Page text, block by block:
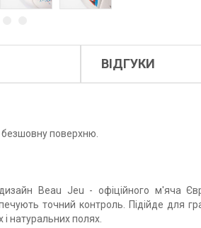
ВІДГУКИ
поверхню.
Beau Jeu - офіційного м'яча
точний контроль. Підійде для
натуральних полях.